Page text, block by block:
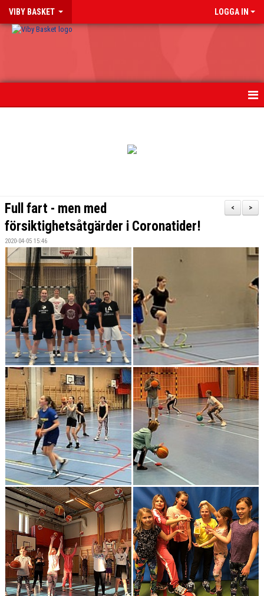
VIBY BASKET LOGGA IN
OM KLUBBEN
FÖR LEDARE & FÖRÄLDRAR
MATCH & RESULTAT
ARRANGEMANG
KLUBBSHOP
VÄRDEGRUND & UPPFÖRANDEKOD
STJÄRNSKOTT
>
<
Full fart - men med
försiktighetsåtgärder i Coronatider!
2020-04-05 15:46